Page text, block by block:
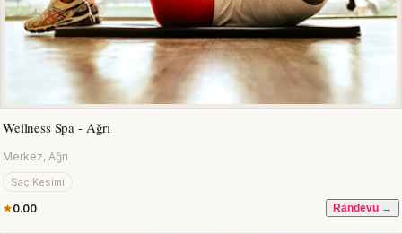
Wellness Spa - Ağrı
Merkez, Ağrı
Saç Kesimi
0.00 Randevu →